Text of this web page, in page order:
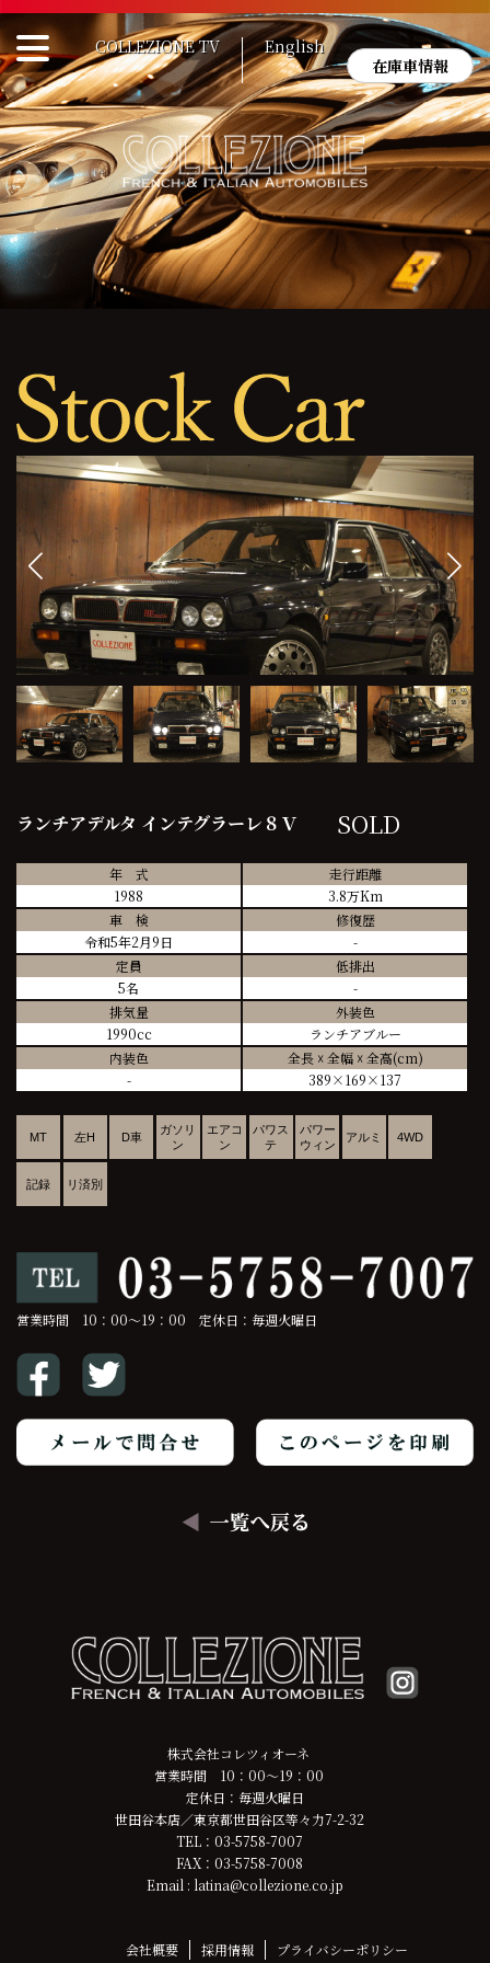
Skip
to
content
COLLEZIONE TV
English
在庫車情報
ランチアデルタ インテグラーレ８Ｖ SOLD
年 式
1988
走行距離
3.8万Km
車 検
令和5年2月9日
修復歴
-
定員
5名
低排出
-
排気量
1990cc
外装色
ランチアブルー
内装色
-
全長 ☓ 全幅 ☓ 全高(cm)
389×169×137
MT 左H D車
ガソリ
ン
エアコ
ン
パワス
テ
パワー
ウィン
アルミ 4WD
記録 リ済別
営業時間 10：00～19：00 定休日：毎週火曜日
株式会社コレツィオーネ
営業時間 10：00～19：00
定休日：毎週火曜日
世田谷本店／東京都世田谷区等々力7-2-32
TEL：03-5758-7007
FAX：03-5758-7008
Email : latina@collezione.co.jp
会社概要 採用情報 プライバシーポリシー